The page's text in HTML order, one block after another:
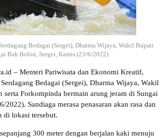
Bedagai (Sergei), Dharma Wijaya, Wakil Bupati
Bah Bolon, Sergei, Kamis (23/6/2022)
– Menteri Pariwisata dan Ekonomi Kreatif,
Bedagai (Sergei), Dharma Wijaya, Wakil
serta Forkompinda bermain arung jeram di Sungai
Sandiaga merasa penasaran akan rasa dan
di lokasi tersebut.
300 meter dengan berjalan kaki menuju